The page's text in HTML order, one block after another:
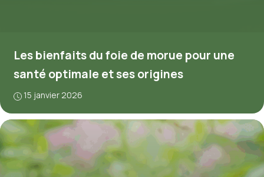
Les bienfaits du foie de morue pour une
santé optimale et ses origines
15 janvier 2026